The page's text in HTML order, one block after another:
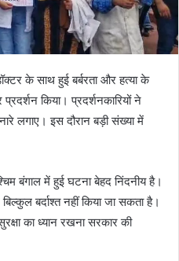
के साथ हुई बर्बरता और हत्या के
किया। प्रदर्शनकारियों ने
लगाए। इस दौरान बड़ी संख्या में
बंगाल में हुई घटना बेहद निंदनीय है।
बर्दाश्त नहीं किया जा सकता है।
का ध्यान रखना सरकार की